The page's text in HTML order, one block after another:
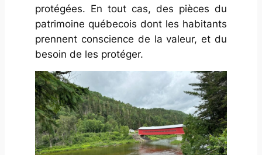
protégées. En tout cas, des pièces du
patrimoine québecois dont les habitants
prennent conscience de la valeur, et du
besoin de les protéger.